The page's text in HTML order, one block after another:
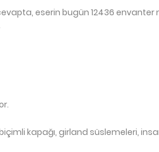
eserin bugün 12436 envanter
kapağı, girland süslemeleri,